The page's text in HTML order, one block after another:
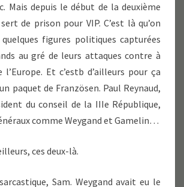
Mais depuis le début de la deuxième
de prison pour VIP. C’est là qu’on
figures politiques capturées
au gré de leurs attaques contre à
Et c’estb d’ailleurs pour ça
paquet de Französen. Paul Reynaud,
du conseil de la IIIe République,
comme Weygand et Gamelin…
ces deux-là.
Sam. Weygand avait eu le